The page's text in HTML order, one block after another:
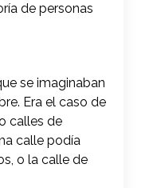
de personas
se imaginaban
Era el caso de
calles de
calle podía
o la calle de